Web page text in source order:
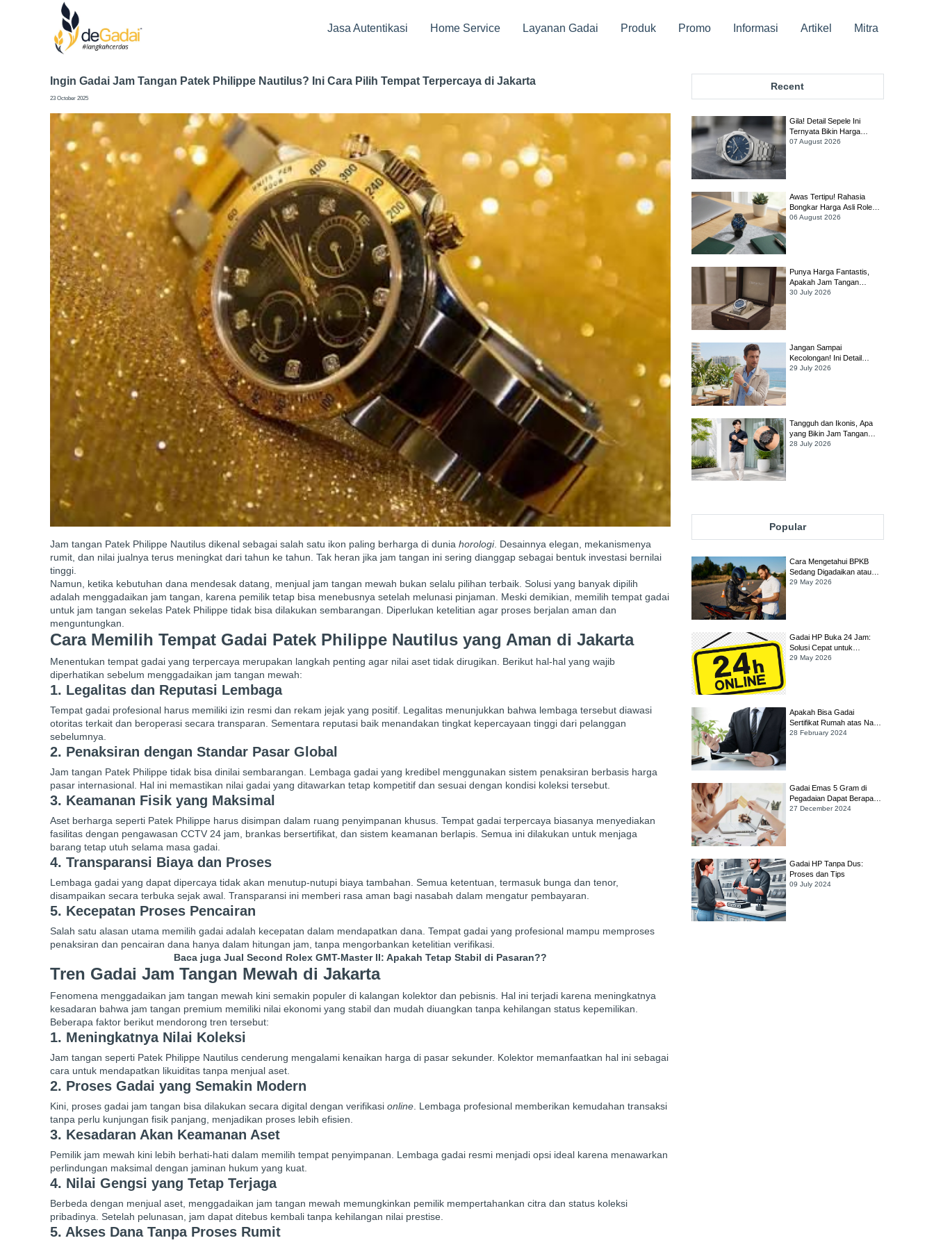
Jasa Autentikasi Home Service Layanan Gadai Produk Promo Informasi Artikel Mitra
Ingin Gadai Jam Tangan Patek Philippe Nautilus? Ini Cara Pilih Tempat Terpercaya di Jakarta
23 October 2025
Jam tangan Patek Philippe Nautilus dikenal sebagai salah satu ikon paling berharga di dunia horologi. Desainnya elegan, mekanismenya
rumit, dan nilai jualnya terus meningkat dari tahun ke tahun. Tak heran jika jam tangan ini sering dianggap sebagai bentuk investasi bernilai
tinggi.
Namun, ketika kebutuhan dana mendesak datang, menjual jam tangan mewah bukan selalu pilihan terbaik. Solusi yang banyak dipilih
adalah menggadaikan jam tangan, karena pemilik tetap bisa menebusnya setelah melunasi pinjaman. Meski demikian, memilih tempat gadai
untuk jam tangan sekelas Patek Philippe tidak bisa dilakukan sembarangan. Diperlukan ketelitian agar proses berjalan aman dan
menguntungkan.
Cara Memilih Tempat Gadai Patek Philippe Nautilus yang Aman di Jakarta
Menentukan tempat gadai yang terpercaya merupakan langkah penting agar nilai aset tidak dirugikan. Berikut hal-hal yang wajib
diperhatikan sebelum menggadaikan jam tangan mewah:
1. Legalitas dan Reputasi Lembaga
Tempat gadai profesional harus memiliki izin resmi dan rekam jejak yang positif. Legalitas menunjukkan bahwa lembaga tersebut diawasi
otoritas terkait dan beroperasi secara transparan. Sementara reputasi baik menandakan tingkat kepercayaan tinggi dari pelanggan
sebelumnya.
2. Penaksiran dengan Standar Pasar Global
Jam tangan Patek Philippe tidak bisa dinilai sembarangan. Lembaga gadai yang kredibel menggunakan sistem penaksiran berbasis harga
pasar internasional. Hal ini memastikan nilai gadai yang ditawarkan tetap kompetitif dan sesuai dengan kondisi koleksi tersebut.
3. Keamanan Fisik yang Maksimal
Aset berharga seperti Patek Philippe harus disimpan dalam ruang penyimpanan khusus. Tempat gadai terpercaya biasanya menyediakan
fasilitas dengan pengawasan CCTV 24 jam, brankas bersertifikat, dan sistem keamanan berlapis. Semua ini dilakukan untuk menjaga
barang tetap utuh selama masa gadai.
4. Transparansi Biaya dan Proses
Lembaga gadai yang dapat dipercaya tidak akan menutup-nutupi biaya tambahan. Semua ketentuan, termasuk bunga dan tenor,
disampaikan secara terbuka sejak awal. Transparansi ini memberi rasa aman bagi nasabah dalam mengatur pembayaran.
5. Kecepatan Proses Pencairan
Salah satu alasan utama memilih gadai adalah kecepatan dalam mendapatkan dana. Tempat gadai yang profesional mampu memproses
penaksiran dan pencairan dana hanya dalam hitungan jam, tanpa mengorbankan ketelitian verifikasi.
Baca juga Jual Second Rolex GMT-Master II: Apakah Tetap Stabil di Pasaran??
Tren Gadai Jam Tangan Mewah di Jakarta
Fenomena menggadaikan jam tangan mewah kini semakin populer di kalangan kolektor dan pebisnis. Hal ini terjadi karena meningkatnya
kesadaran bahwa jam tangan premium memiliki nilai ekonomi yang stabil dan mudah diuangkan tanpa kehilangan status kepemilikan.
Beberapa faktor berikut mendorong tren tersebut:
1. Meningkatnya Nilai Koleksi
Jam tangan seperti Patek Philippe Nautilus cenderung mengalami kenaikan harga di pasar sekunder. Kolektor memanfaatkan hal ini sebagai
cara untuk mendapatkan likuiditas tanpa menjual aset.
2. Proses Gadai yang Semakin Modern
Kini, proses gadai jam tangan bisa dilakukan secara digital dengan verifikasi online . Lembaga profesional memberikan kemudahan transaksi
tanpa perlu kunjungan fisik panjang, menjadikan proses lebih efisien.
3. Kesadaran Akan Keamanan Aset
Pemilik jam mewah kini lebih berhati-hati dalam memilih tempat penyimpanan. Lembaga gadai resmi menjadi opsi ideal karena menawarkan
perlindungan maksimal dengan jaminan hukum yang kuat.
4. Nilai Gengsi yang Tetap Terjaga
Berbeda dengan menjual aset, menggadaikan jam tangan mewah memungkinkan pemilik mempertahankan citra dan status koleksi
pribadinya. Setelah pelunasan, jam dapat ditebus kembali tanpa kehilangan nilai prestise.
5. Akses Dana Tanpa Proses Rumit
Recent
Gila! Detail Sepele Ini
Ternyata Bikin Harga
Audemars Piguet Royal
07 August 2026
Awas Tertipu! Rahasia
Bongkar Harga Asli Rolex
Sky-Dweller Biar Gak Rugi
06 August 2026
Punya Harga Fantastis,
Apakah Jam Tangan
Audemars Piguet Royal
30 July 2026
Jangan Sampai
Kecolongan! Ini Detail
Penting yang Harus Dicek
29 July 2026
Tangguh dan Ikonis, Apa
yang Bikin Jam Tangan
TAG Heuer Formula 1
28 July 2026
Popular
Cara Mengetahui BPKB
Sedang Digadaikan atau
Tidak
29 May 2026
Gadai HP Buka 24 Jam:
Solusi Cepat untuk
Kebutuhan Darurat
29 May 2026
Apakah Bisa Gadai
Sertifikat Rumah atas Nama
Orang Tua yang Sudah
28 February 2024
Gadai Emas 5 Gram di
Pegadaian Dapat Berapa?
Simak Cara Hitungnya!
27 December 2024
Gadai HP Tanpa Dus:
Proses dan Tips
09 July 2024